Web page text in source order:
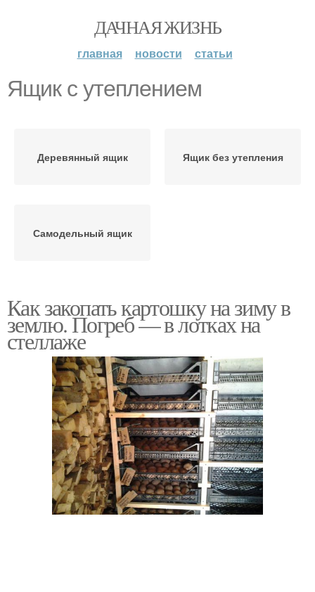
ДАЧНАЯ ЖИЗНЬ
главная новости статьи
Ящик с утеплением
Деревянный ящик Ящик без утепления
Самодельный ящик
Как закопать картошку на зиму в
землю. Погреб — в лотках на
стеллаже